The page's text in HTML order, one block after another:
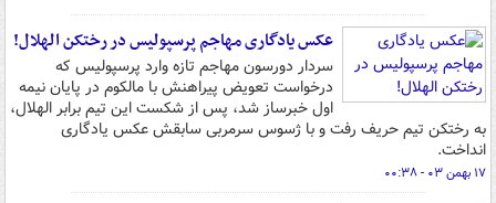
عکس یادگاری مهاجم پرسپولیس در رختکن الهلال!
سردار دورسون مهاجم تازه وارد پرسپولیس که
درخواست تعویض پیراهنش با مالکوم در پایان نیمه
اول خبرساز شد، پس از شکست این تیم برابر الهلال،
به رختکن تیم حریف رفت و با ژسوس سرمربی سابقش عکس یادگاری
انداخت.
۱۷ بهمن ۰۳ - ۰۰:۳۸